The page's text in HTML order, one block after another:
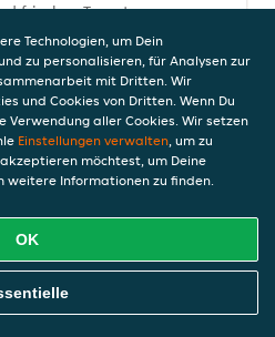
frischen Tomaten
aus würzigen Oliven
Bestellen
Technologien, um Dein
zu personalisieren, für Analysen zur
mit Dritten. Wir
und Cookies von Dritten. Wenn Du
aller Cookies. Wir setzen
Einstellungen verwalten, um zu
möchtest, um Deine
weitere Informationen zu finden.
OK